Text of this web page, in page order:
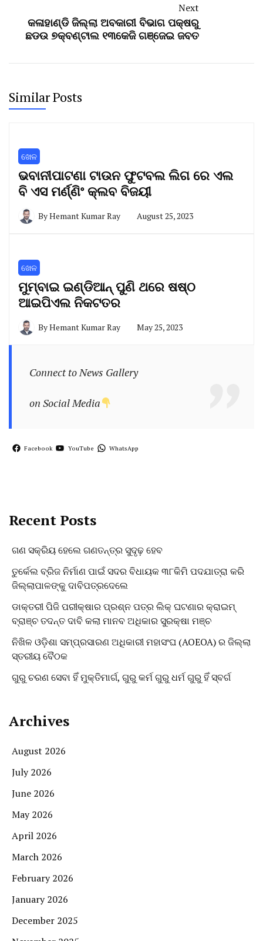
Next
କଳାହାଣ୍ଡି ଜିଲ୍ଲା ଅବକାରୀ ବିଭାଗ ପକ୍ଷରୁ
ଛଡଉ ୭କ୍ବଣ୍ଟାଲ ୧୩କେଜି ଗଞ୍ଜେଇ ଜବତ
Similar Posts
ଖେଳ
ଭବାନୀପାଟଣା ଟାଉନ ଫୁଟବଲ ଲିଗ ରେ ଏଲ
ବି ଏସ ମର୍ଣ୍ଣିଂ କ୍ଲବ ବିଜୟୀ
ByHemant Kumar Ray August 25, 2023
ଖେଳ
ମୁମ୍ବାଇ ଇଣ୍ଡିଆନ୍ ପୁଣି ଥରେ ଷଷ୍ଠ
ଆଇପିଏଲ ନିକଟତର
ByHemant Kumar Ray May 25, 2023
Connect to News Gallery
on Social Media
Facebook YouTube WhatsApp
Recent Posts
ଗଣ ସକ୍ରିୟ ହେଲେ ଗଣତନ୍ତ୍ର ସୁଦୃଢ଼ ହେବ
ତୁର୍କେଲ ବ୍ରିଜ ନିର୍ମାଣ ପାଇଁ ସଦର ବିଧାୟକ ୩୮କିମି ପଦଯାତ୍ରା କରି
ଜିଲ୍ଲାପାଳଙ୍କୁ ଦାବିପତ୍ରଦେଲେ
ଡାକ୍ତରୀ ପିଜି ପରୀକ୍ଷାର ପ୍ରଶ୍ନ ପତ୍ର ଲିକ୍ ଘଟଣାର କ୍ରାଇମ୍
ବ୍ରାଞ୍ଚ ତଦନ୍ତ ଦାବି କଲା ମାନବ ଅଧିକାର ସୁରକ୍ଷା ମଞ୍ଚ
ନିଖିଳ ଓଡ଼ିଶା ସମ୍ପ୍ରସାରଣ ଅଧିକାରୀ ମହାସଂଘ (AOEOA) ର ଜିଲ୍ଲା
ସ୍ତରୀୟ ବୈଠକ
ଗୁରୁ ଚରଣ ସେବା ହିଁ ମୁକ୍ତିମାର୍ଗ, ଗୁରୁ କର୍ମ ଗୁରୁ ଧର୍ମ ଗୁରୁ ହିଁ ସ୍ବର୍ଗ
Archives
August 2026
July 2026
June 2026
May 2026
April 2026
March 2026
February 2026
January 2026
December 2025